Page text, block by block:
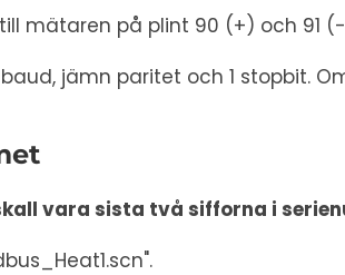
mätaren på plint 90 (+) och 91
jämn paritet och 1 stopbit.
vara sista två sifforna i